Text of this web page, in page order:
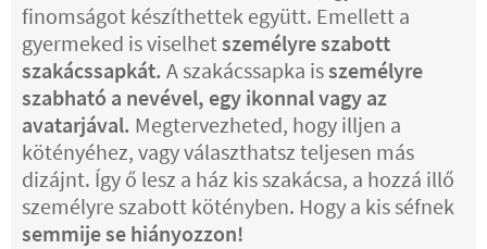
finomságot készíthettek együtt. Emellett a
gyermeked is viselhetszemélyre szabott
szakácssapkát. A szakácssapka isszemélyre
szabható a nevével, egy ikonnal vagy az
avatarjával. Megtervezheted, hogy illjen a
kötényéhez, vagy választhatsz teljesen más
dizájnt. Így ő lesz a ház kis szakácsa, a hozzá illő
személyre szabott kötényben. Hogy a kis séfnek
semmije se hiányozzon!